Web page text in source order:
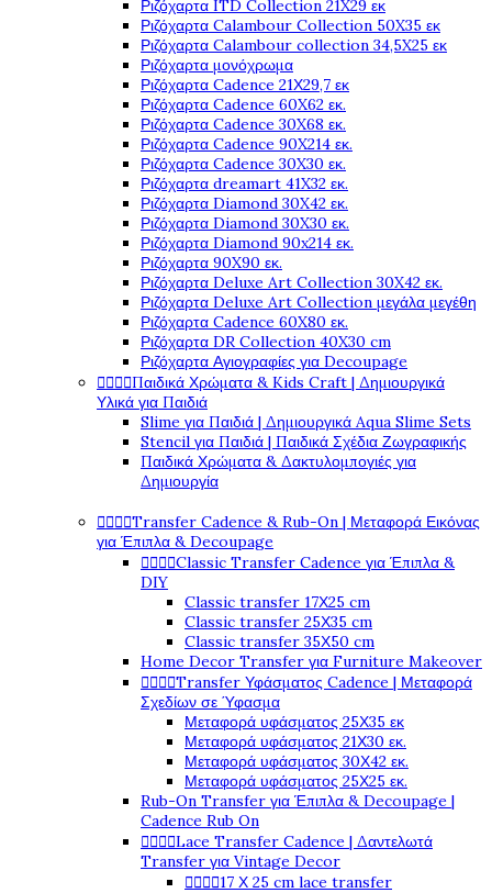
Ριζόχαρτα ITD Collection 21X29 εκ
Ριζόχαρτα Calambour Collection 50X35 εκ
Ριζόχαρτα Calambour collection 34,5X25 εκ
Ριζόχαρτα μονόχρωμα
Ριζόχαρτα Cadence 21Χ29,7 εκ
Ριζόχαρτα Cadence 60X62 εκ.
Ριζόχαρτα Cadence 30X68 εκ.
Ριζόχαρτα Cadence 90X214 εκ.
Ριζόχαρτα Cadence 30X30 εκ.
Ριζόχαρτα dreamart 41X32 εκ.
Ριζόχαρτα Diamond 30X42 εκ.
Ριζόχαρτα Diamond 30X30 εκ.
Ριζόχαρτα Diamond 90x214 εκ.
Ριζόχαρτα 90X90 εκ.
Ριζόχαρτα Deluxe Art Collection 30X42 εκ.
Ριζόχαρτα Deluxe Art Collection μεγάλα μεγέθη
Ριζόχαρτα Cadence 60X80 εκ.
Ριζόχαρτα DR Collection 40X30 cm
Ριζόχαρτα Αγιογραφίες για Decoupage
Παιδικά Χρώματα & Kids Craft | Δημιουργικά
Υλικά για Παιδιά
Slime για Παιδιά | Δημιουργικά Aqua Slime Sets
Stencil για Παιδιά | Παιδικά Σχέδια Ζωγραφικής
Παιδικά Χρώματα & Δακτυλομπογιές για
Δημιουργία
Transfer Cadence & Rub-On | Μεταφορά Εικόνας
για Έπιπλα & Decoupage
Classic Transfer Cadence για Έπιπλα &
DIY
Classic transfer 17Χ25 cm
Classic transfer 25Χ35 cm
Classic transfer 35Χ50 cm
Home Decor Transfer για Furniture Makeover
Transfer Υφάσματος Cadence | Μεταφορά
Σχεδίων σε Ύφασμα
Μεταφορά υφάσματος 25Χ35 εκ
Μεταφορά υφάσματος 21Χ30 εκ.
Μεταφορά υφάσματος 30Χ42 εκ.
Μεταφορά υφάσματος 25Χ25 εκ.
Rub-On Transfer για Έπιπλα & Decoupage |
Cadence Rub On
Lace Transfer Cadence | Δαντελωτά
Transfer για Vintage Decor
17 Χ 25 cm lace transfer